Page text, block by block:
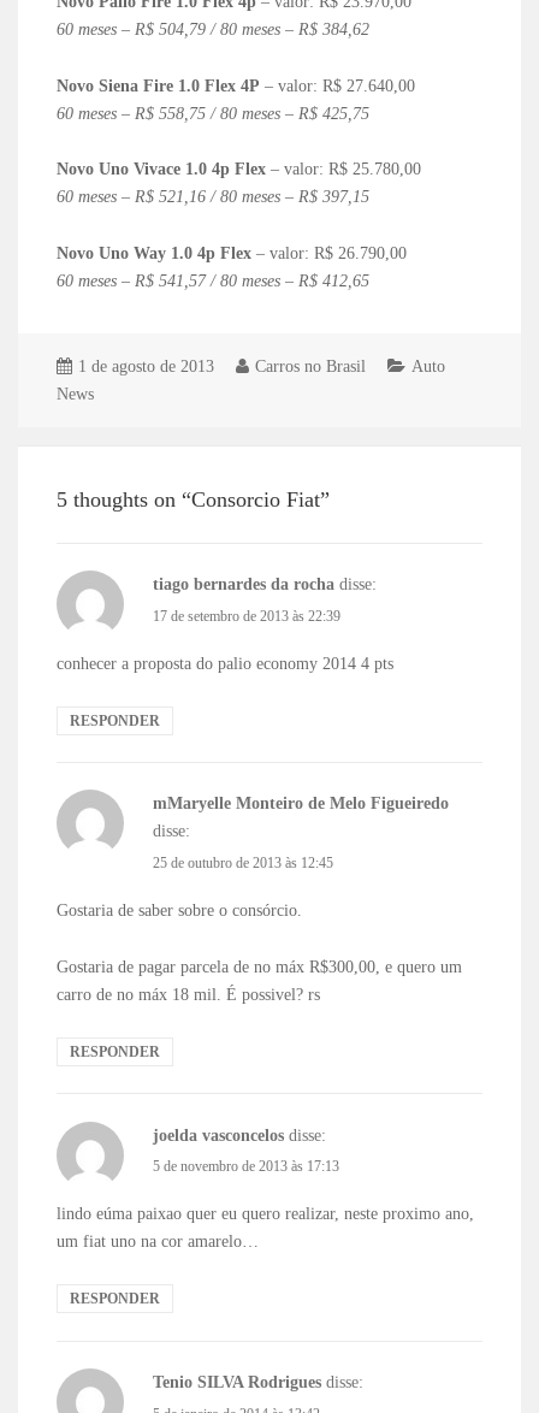
60 meses – R$ 504,79 / 80 meses – R$ 384,62
Novo Siena Fire 1.0 Flex 4P – valor: R$ 27.640,00
60 meses – R$ 558,75 / 80 meses – R$ 425,75
Novo Uno Vivace 1.0 4p Flex – valor: R$ 25.780,00
60 meses – R$ 521,16 / 80 meses – R$ 397,15
Novo Uno Way 1.0 4p Flex – valor: R$ 26.790,00
60 meses – R$ 541,57 / 80 meses – R$ 412,65
1 de agosto de 2013 Carros no Brasil
Auto
News
5 thoughts on “Consorcio Fiat”
tiago bernardes da rocha disse:
17 de setembro de 2013 às 22:39
conhecer a proposta do palio economy 2014 4 pts
RESPONDER
mMaryelle Monteiro de Melo Figueiredo
disse:
25 de outubro de 2013 às 12:45
Gostaria de saber sobre o consórcio.
Gostaria de pagar parcela de no máx R$300,00, e quero um
carro de no máx 18 mil. É possivel? rs
RESPONDER
joelda vasconcelos disse:
5 de novembro de 2013 às 17:13
lindo eúma paixao quer eu quero realizar, neste proximo ano,
um fiat uno na cor amarelo…
RESPONDER
Tenio SILVA Rodrigues disse: